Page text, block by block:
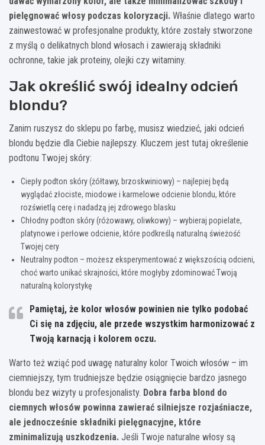
pielęgnować włosy podczas koloryzacji. Właśnie dlatego warto
zainwestować w profesjonalne produkty, które zostały stworzone
z myślą o delikatnych blond włosach i zawierają składniki
ochronne, takie jak proteiny, olejki czy witaminy.
Jak określić swój idealny odcień
blondu?
Zanim ruszysz do sklepu po farbę, musisz wiedzieć, jaki odcień
blondu będzie dla Ciebie najlepszy. Kluczem jest tutaj określenie
podtonu Twojej skóry:
Ciepły podton skóry (żółtawy, brzoskwiniowy) – najlepiej będą
wyglądać złociste, miodowe i karmelowe odcienie blondu, które
rozświetlą cerę i nadadzą jej zdrowego blasku
Chłodny podton skóry (różowawy, oliwkowy) – wybieraj popielate,
platynowe i perłowe odcienie, które podkreślą naturalną świeżość
Twojej cery
Neutralny podton – możesz eksperymentować z większością odcieni,
choć warto unikać skrajności, które mogłyby zdominować Twoją
naturalną kolorystykę
Pamiętaj, że kolor włosów powinien nie tylko podobać
Ci się na zdjęciu, ale przede wszystkim harmonizować z
Twoją karnacją i kolorem oczu.
Warto też wziąć pod uwagę naturalny kolor Twoich włosów – im
ciemniejszy, tym trudniejsze będzie osiągnięcie bardzo jasnego
blondu bez wizyty u profesjonalisty. Dobra farba blond do
ciemnych włosów powinna zawierać silniejsze rozjaśniacze,
ale jednocześnie składniki pielęgnacyjne, które
zminimalizują uszkodzenia. Jeśli Twoje naturalne włosy są